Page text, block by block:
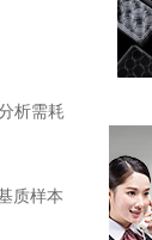
析需耗
质样本